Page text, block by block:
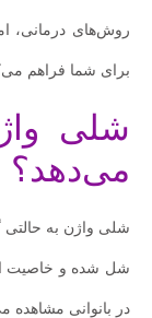
روش‌های درمانی،
برای شما فراهم
شلی
می‌دهد؟
شلی واژن به
شل شده و خاصیت
در بانوانی مشاهده